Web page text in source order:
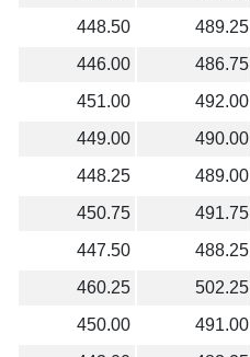
489.25
448.50
486.75
446.00
492.00
451.00
490.00
449.00
489.00
448.25
491.75
450.75
488.25
447.50
502.25
460.25
491.00
450.00